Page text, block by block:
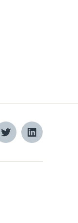
TwitterLinkedIn